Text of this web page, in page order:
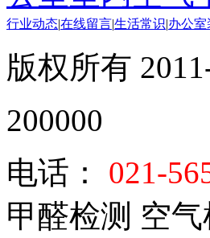
行业动态在线留言生活常识 办公室
版权所有
200000
电话：
021-
甲醛检测 空